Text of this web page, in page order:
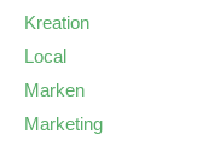
Kreation
Local
Marken
Marketing